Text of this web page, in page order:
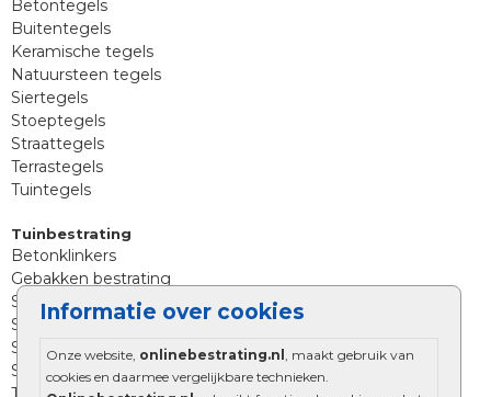
Informatie over cookies
Onze website, onlinebestrating.nl , maakt gebruik van
cookies en daarmee vergelijkbare technieken.
Betontegels
Buitentegels
Keramische tegels
Natuursteen tegels
Siertegels
Stoeptegels
Straattegels
Terrastegels
Tuintegels
Tuinbestrating
Betonklinkers
Gebakken bestrating
Strakke bestrating
Sierbestrating
Straatklinkers
Straatstenen